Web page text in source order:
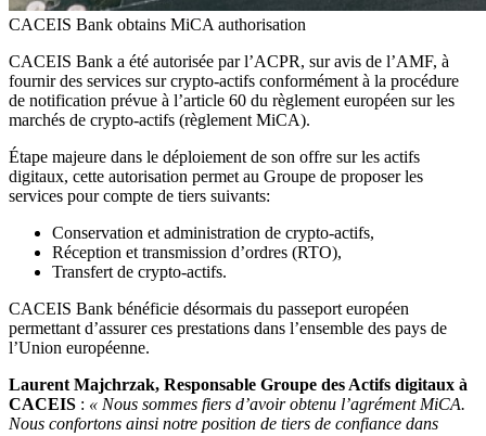
CACEIS Bank obtains MiCA authorisation
CACEIS Bank a été autorisée par l’ACPR, sur avis de l’AMF, à
fournir des services sur crypto-actifs conformément à la procédure
de notification prévue à l’article 60 du règlement européen sur les
marchés de crypto-actifs (règlement MiCA).
Étape majeure dans le déploiement de son offre sur les actifs
digitaux, cette autorisation permet au Groupe de proposer les
services pour compte de tiers suivants:
Conservation et administration de crypto-actifs,
Réception et transmission d’ordres (RTO),
Transfert de crypto-actifs.
CACEIS Bank bénéficie désormais du passeport européen
permettant d’assurer ces prestations dans l’ensemble des pays de
l’Union européenne.
Laurent Majchrzak, Responsable Groupe des Actifs digitaux à
CACEIS : « Nous sommes fiers d’avoir obtenu l’agrément MiCA.
Nous confortons ainsi notre position de tiers de confiance dans